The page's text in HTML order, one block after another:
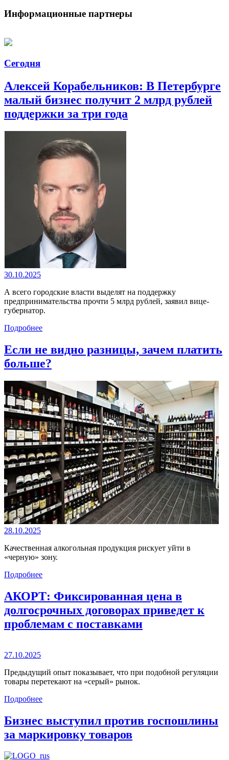
Информационные партнеры
Сегодня
Алексей Корабельников: В Петербурге
малый бизнес получит 2 млрд рублей
поддержки за три года
30.10.2025
А всего городские власти выделят на поддержку
предпринимательства прочти 5 млрд рублей, заявил вице-
губернатор.
Подробнее
Если не видно разницы, зачем платить
больше?
28.10.2025
Качественная алкогольная продукция рискует уйти в
«черную» зону.
Подробнее
АКОРТ: Фиксированная цена в
долгосрочных договорах приведет к
проблемам с поставками
27.10.2025
Предыдущий опыт показывает, что при подобной регуляции
товары перетекают на «серый» рынок.
Подробнее
Бизнес выступил против госпошлины
за маркировку товаров